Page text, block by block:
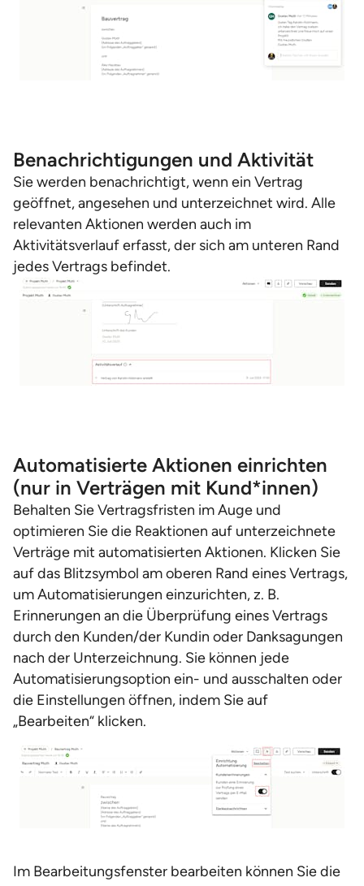
Benachrichtigungen und Aktivität
Sie werden benachrichtigt, wenn ein Vertrag
geöffnet, angesehen und unterzeichnet wird. Alle
relevanten Aktionen werden auch im
Aktivitätsverlauf erfasst, der sich am unteren Rand
jedes Vertrags befindet.
Automatisierte Aktionen einrichten
(nur in Verträgen mit Kund*innen)
Behalten Sie Vertragsfristen im Auge und
optimieren Sie die Reaktionen auf unterzeichnete
Verträge mit automatisierten Aktionen. Klicken Sie
auf das Blitzsymbol am oberen Rand eines Vertrags,
um Automatisierungen einzurichten, z. B.
Erinnerungen an die Überprüfung eines Vertrags
durch den Kunden/der Kundin oder Danksagungen
nach der Unterzeichnung. Sie können jede
Automatisierungsoption ein- und ausschalten oder
die Einstellungen öffnen, indem Sie auf
„Bearbeiten“ klicken.
Im Bearbeitungsfenster bearbeiten können Sie die